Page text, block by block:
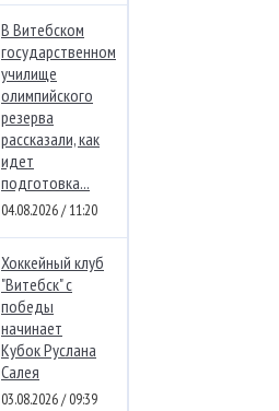
В Витебском
государственном
училище
олимпийского
резерва
рассказали, как
идет
подготовка...
04.08.2026 / 11:20
Хоккейный клуб
"Витебск" с
победы
начинает
Кубок Руслана
Салея
03.08.2026 / 09:39